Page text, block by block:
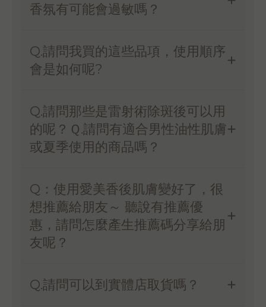
香氛有可能會過敏嗎？
Q.請問我買的這些品項，使用順序
會是如何呢?
Q.請問那些是雷射術除斑後可以用
的呢？Ｑ.請問有適合男性油性肌膚
或夏季使用的商品嗎？
Q：使用愛美香後肌膚變好了，很
想推薦給朋友～ 聽說有推薦優
惠，請問怎麼產生推薦碼分享給朋
友呢？
Q.請問可以到實體店取貨嗎？